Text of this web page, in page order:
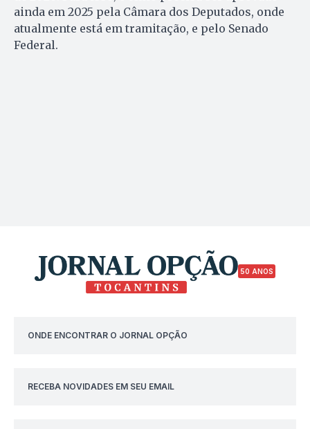
ainda em 2025 pela Câmara dos Deputados, onde
atualmente está em tramitação, e pelo Senado
Federal.
50 ANOS
ONDE ENCONTRAR O JORNAL OPÇÃO
RECEBA NOVIDADES EM SEU EMAIL